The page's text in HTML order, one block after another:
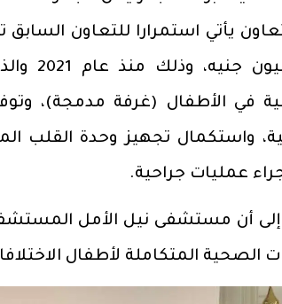
يأتي استمرارا للتعاون
117
في الأطفال (غرفة مدمجة)،
واستكمال تجهيز وحدة القلب
عمليات جراحية.
إلى أن مستشفى نيل الأمل
الصحية المتكاملة لأطفال